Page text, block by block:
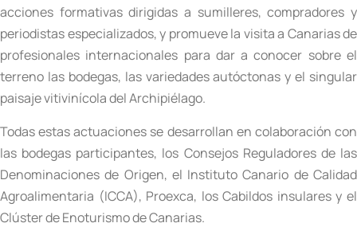
acciones formativas dirigidas a sumilleres, compradores y
periodistas especializados, y promueve la visita a Canarias de
profesionales internacionales para dar a conocer sobre el
terreno las bodegas, las variedades autóctonas y el singular
paisaje vitivinícola del Archipiélago.
Todas estas actuaciones se desarrollan en colaboración con
las bodegas participantes, los Consejos Reguladores de las
Denominaciones de Origen, el Instituto Canario de Calidad
Agroalimentaria (ICCA), Proexca, los Cabildos insulares y el
Clúster de Enoturismo de Canarias.